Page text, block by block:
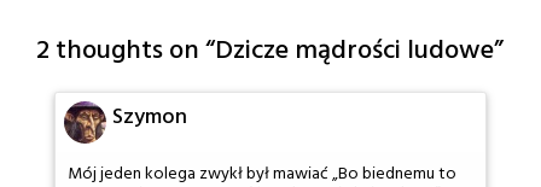
2 thoughts on “Dzicze mądrości ludowe”
Szymon
Mój jeden kolega zwykł był mawiać „Bo biednemu to